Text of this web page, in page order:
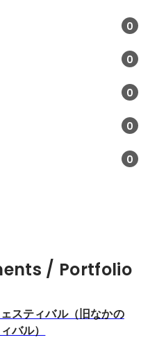
0
0
0
0
0
/ Portfolio
スティバル（旧なかの
バル）